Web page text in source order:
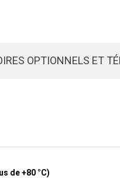
OPTIONNELS ET
de +80 °C)